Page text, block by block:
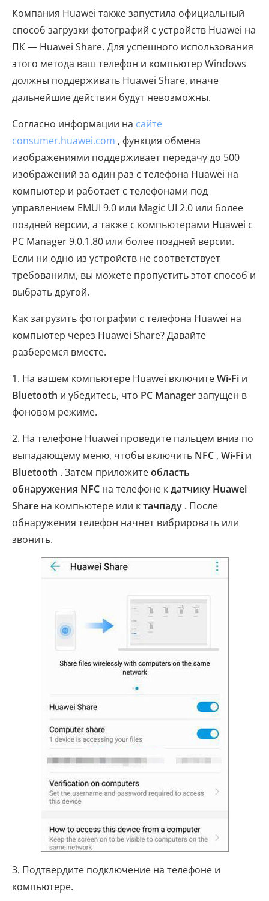
Компания Huawei также запустила официальный
способ загрузки фотографий с устройств Huawei на
ПК — Huawei Share. Для успешного использования
этого метода ваш телефон и компьютер Windows
должны поддерживать Huawei Share, иначе
дальнейшие действия будут невозможны.
Согласно информации на сайте
consumer.huawei.com , функция обмена
изображениями поддерживает передачу до 500
изображений за один раз с телефона Huawei на
компьютер и работает с телефонами под
управлением EMUI 9.0 или Magic UI 2.0 или более
поздней версии, а также с компьютерами Huawei с
PC Manager 9.0.1.80 или более поздней версии.
Если ни одно из устройств не соответствует
требованиям, вы можете пропустить этот способ и
выбрать другой.
Как загрузить фотографии с телефона Huawei на
компьютер через Huawei Share? Давайте
разберемся вместе.
1. На вашем компьютере Huawei включитеWi-Fi и
Bluetooth и убедитесь, что PC Managerзапущен в
фоновом режиме.
2. На телефоне Huawei проведите пальцем вниз по
выпадающему меню, чтобы включить NFC , Wi-Fi и
Bluetooth . Затем приложитеобласть
обнаружения NFC на телефоне кдатчику Huawei
Share на компьютере или ктачпаду . После
обнаружения телефон начнет вибрировать или
звонить.
3. Подтвердите подключение на телефоне и
компьютере.